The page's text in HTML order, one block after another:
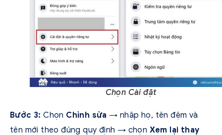
Chọn Cài đặt
Bước 3:Chọn Chỉnh sửa→ nhập họ, tên đệm và
tên mới theo đúng quy định → chọn Xem lại thay